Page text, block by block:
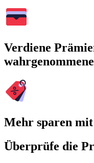
Verdiene
Mehr sparen
Überprüfe die